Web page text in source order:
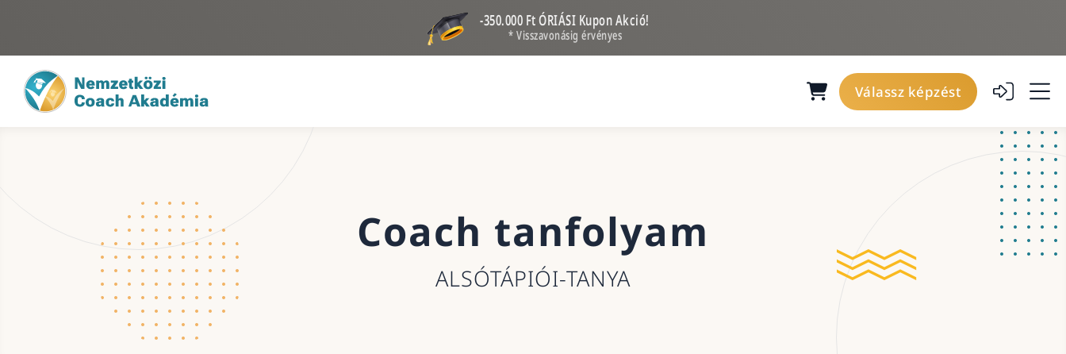
-350.000 Ft ÓRIÁSI Kupon Akció!
* Visszavonásig érvényes
Válassz képzést
Coach tanfolyam
ALSÓTÁPIÓI-TANYA